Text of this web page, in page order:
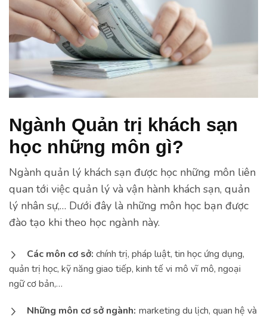
Ngành Quản trị khách sạn
học những môn gì?
Ngành quản lý khách sạn được học những môn liên
quan tới việc quản lý và vận hành khách sạn, quản
lý nhân sự,… Dưới đây là những môn học bạn được
đào tạo khi theo học ngành này.
Các môn cơ sở: chính trị, pháp luật, tin học ứng dụng,
quản trị học, kỹ năng giao tiếp, kinh tế vi mô vĩ mô, ngoại
ngữ cơ bản,…
Những môn cơ sở ngành: marketing du lịch, quan hệ và